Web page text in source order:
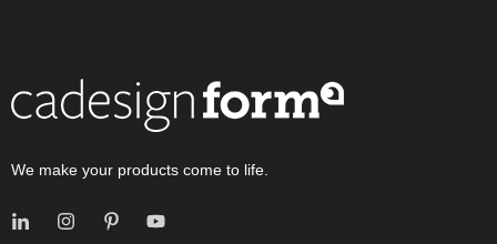
We make your products come to life.